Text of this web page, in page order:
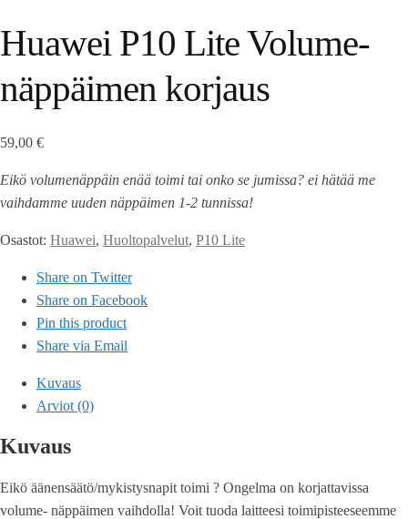
Huawei P10 Lite Volume-
näppäimen korjaus
59,00 €
Eikö volumenäppäin enää toimi tai onko se jumissa? ei hätää me
vaihdamme uuden näppäimen 1-2 tunnissa!
Osastot: Huawei, Huoltopalvelut, P10 Lite
Share on Twitter
Share on Facebook
Pin this product
Share via Email
Kuvaus
Arviot (0)
Kuvaus
Eikö äänensäätö/mykistysnapit toimi ? Ongelma on korjattavissa
volume- näppäimen vaihdolla! Voit tuoda laitteesi toimipisteeseemme